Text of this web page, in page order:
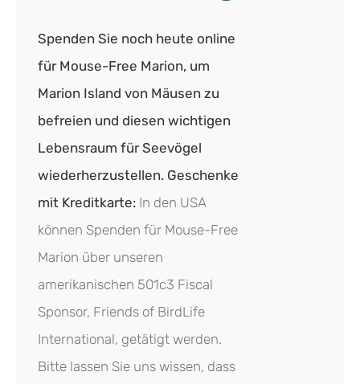
Spenden Sie noch heute online
für Mouse-Free Marion, um
Marion Island von Mäusen zu
befreien und diesen wichtigen
Lebensraum für Seevögel
wiederherzustellen. Geschenke
mit Kreditkarte: In den USA
können Spenden für Mouse-Free
Marion über unseren
amerikanischen 501c3 Fiscal
Sponsor, Friends of BirdLife
International, getätigt werden.
Bitte lassen Sie uns wissen, dass